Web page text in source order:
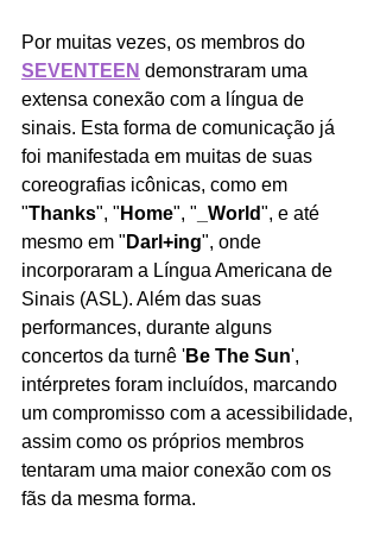
Por muitas vezes, os membros do
SEVENTEEN demonstraram uma
extensa conexão com a língua de
sinais. Esta forma de comunicação já
foi manifestada em muitas de suas
coreografias icônicas, como em
"Thanks", " Home", " _World", e até
mesmo em " Darl+ing", onde
incorporaram a Língua Americana de
Sinais (ASL). Além das suas
performances, durante alguns
concertos da turnê 'Be The Sun',
intérpretes foram incluídos, marcando
um compromisso com a acessibilidade,
assim como os próprios membros
tentaram uma maior conexão com os
fãs da mesma forma.